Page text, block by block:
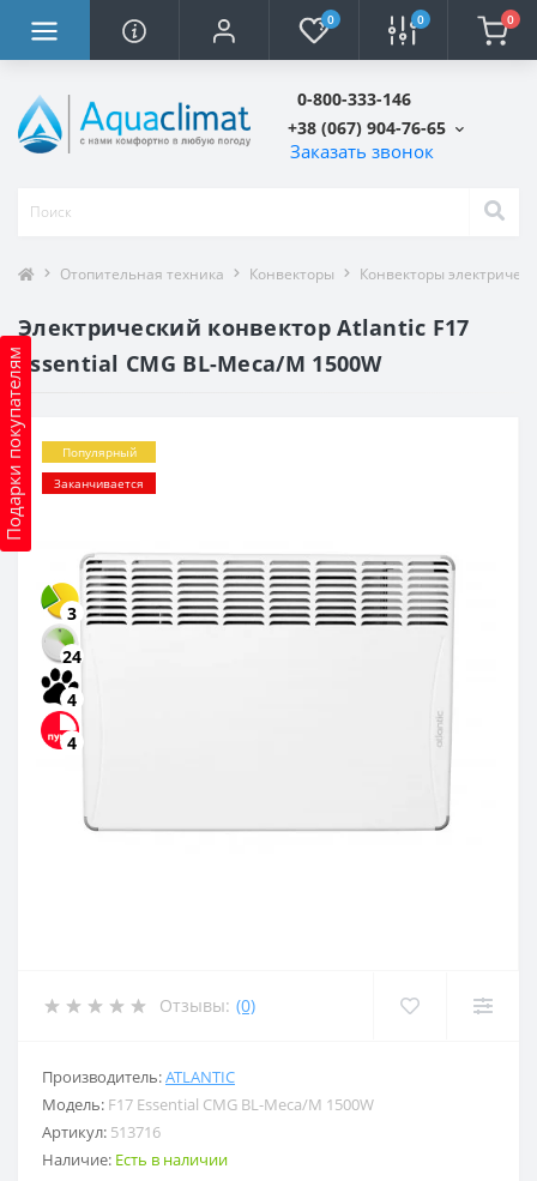
0 0 0
0-800-333-146
+38 (067) 904-76-65
Заказать звонок
Подарки покупателям
Отопительная техника Конвекторы Конвекторы
Электрический конвектор Atlantic F17
Essential CMG BL-Meca/M 1500W
Популярный
Заканчивается
3
24
4
4
Отзывы: (0)
Производитель:ATLANTIC
Модель: F17 Essential CMG BL-Meca/M 1500W
Артикул: 513716
Наличие: Есть в наличии